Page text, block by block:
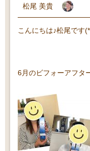
松尾 美貴
こんにちは♪松尾です
6月のビフォーアフタ